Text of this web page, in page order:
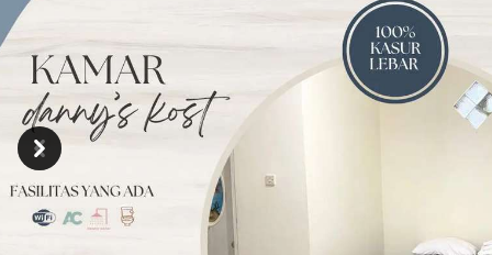
Previous
Next